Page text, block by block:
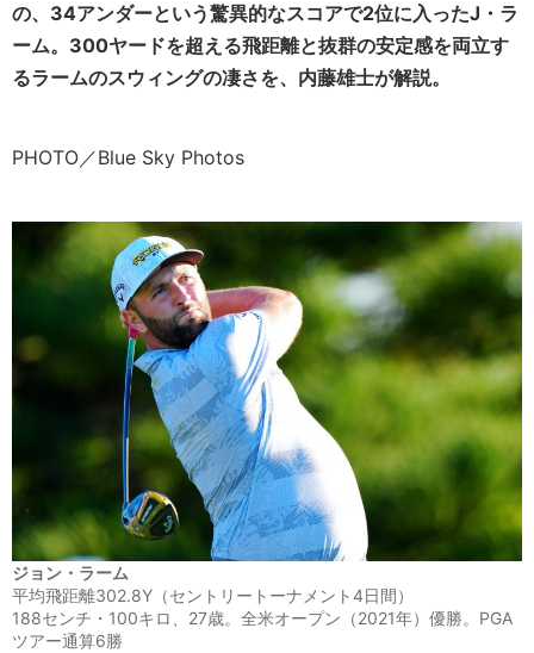
の、34アンダーという驚異的なスコアで2位に入ったJ・ラ
ーム。300ヤードを超える飛距離と抜群の安定感を両立す
るラームのスウィングの凄さを、内藤雄士が解説。
PHOTO／Blue Sky Photos
ジョン・ラーム
平均飛距離302.8Y（セントリートーナメント4日間）
188センチ・100キロ、27歳。全米オープン（2021年）優勝。PGA
ツアー通算6勝